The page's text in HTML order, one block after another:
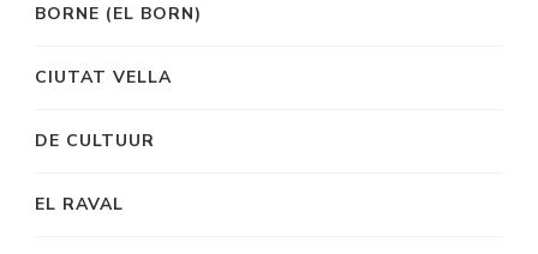
BORNE (EL BORN)
CIUTAT VELLA
DE CULTUUR
EL RAVAL